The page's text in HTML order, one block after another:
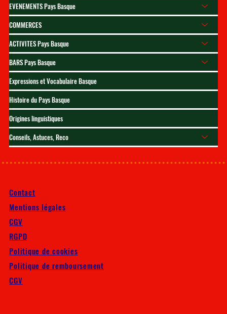
EVENEMENTS Pays Basque
COMMERCES
ACTIVITES Pays Basque
BARS Pays Basque
Expressions et Vocabulaire Basque
Histoire du Pays Basque
Origines linguistiques
Conseils, Astuces, Reco
Contact
Mentions légales
CGV
CGV
RGPD
Politique de cookies
Politique de remboursement